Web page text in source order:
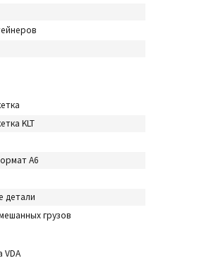
KLT
A6
детали
грузов
VDA